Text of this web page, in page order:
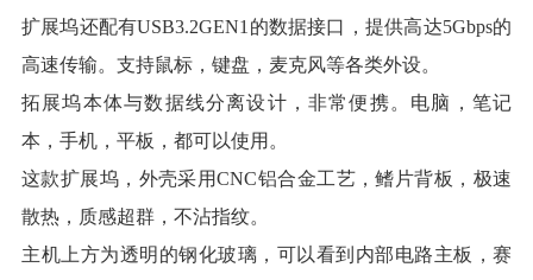
扩展坞还配有USB3.2GEN1的数据接口，提供高达5Gbps的
高速传输。支持鼠标，键盘，麦克风等各类外设。
拓展坞本体与数据线分离设计，非常便携。电脑，笔记
本，手机，平板，都可以使用。
这款扩展坞，外壳采用CNC铝合金工艺，鳍片背板，极速
散热，质感超群，不沾指纹。
主机上方为透明的钢化玻璃，可以看到内部电路主板，赛